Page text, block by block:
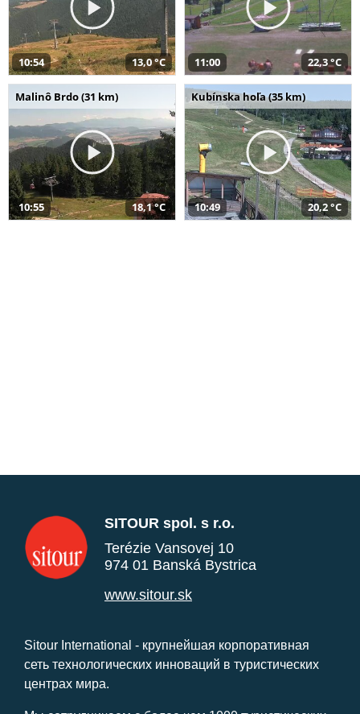
10:54 13,0 °C 11:00 22,3 °C
Malinô Brdo (31 km)
10:55 18,1 °C
Kubínska hoľa (35 km)
10:49 20,2 °C
SITOUR spol. s r.o.
Terézie Vansovej 10
974 01 Banská Bystrica
www.sitour.sk
Sitour International - крупнейшая корпоративная
сеть технологических инноваций в туристических
центрах мира.